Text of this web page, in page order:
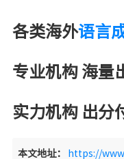
各类海外语言
专业机构 海量
实力机构 出分
本文地址： https://